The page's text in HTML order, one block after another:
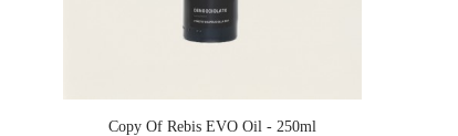
Copy Of Rebis EVO Oil - 250ml